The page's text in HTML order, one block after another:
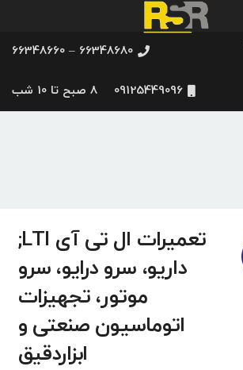
66348680 – 66348660
09125449096 8 صبح تا 10 شب
تعمیرات ال تی آی LTI;
داریو، سرو درایو، سرو
موتور، تجهیزات
اتوماسیون صنعتی و
ابزاردقیق